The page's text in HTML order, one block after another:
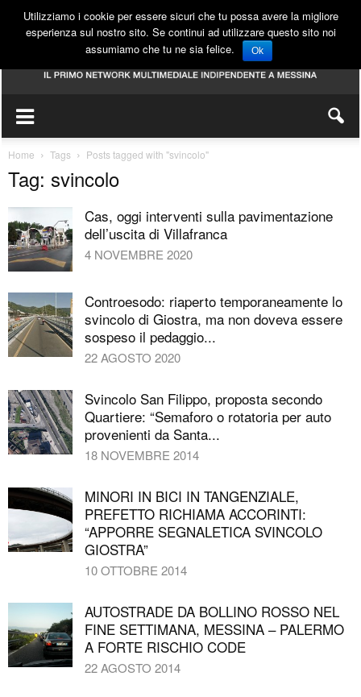
Home Tags Posts tagged with "svincolo"
Tag: svincolo
Cas, oggi interventi sulla pavimentazione
dell’uscita di Villafranca
4 NOVEMBRE 2020
Controesodo: riaperto temporaneamente lo
svincolo di Giostra, ma non doveva essere
sospeso il pedaggio...
22 AGOSTO 2020
Svincolo San Filippo, proposta secondo
Quartiere: “Semaforo o rotatoria per auto
provenienti da Santa...
18 NOVEMBRE 2014
MINORI IN BICI IN TANGENZIALE,
PREFETTO RICHIAMA ACCORINTI:
“APPORRE SEGNALETICA SVINCOLO
GIOSTRA”
10 OTTOBRE 2014
AUTOSTRADE DA BOLLINO ROSSO NEL
FINE SETTIMANA, MESSINA – PALERMO
A FORTE RISCHIO CODE
22 AGOSTO 2014
Utilizziamo i cookie per essere sicuri che tu possa avere la migliore
esperienza sul nostro sito. Se continui ad utilizzare questo sito noi
assumiamo che tu ne sia felice.
Ok